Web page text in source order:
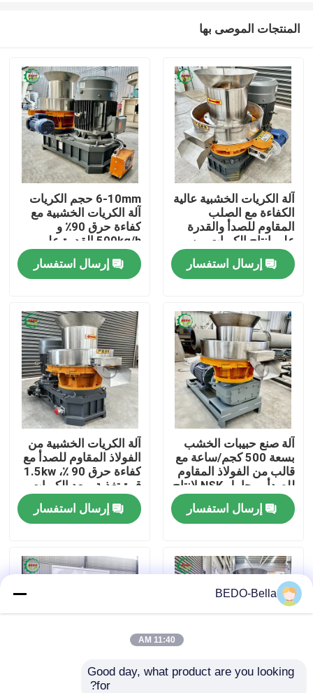
المنتجات
معلومات عنا
جولة في المعمل
رقابة جودة
اتصل بنا
أخبار
آلة تقطيع الخشب
المنتجات الموصى بها
آلة الكريات الخشبية عالية
الكفاءة مع الصلب
المقاوم للصدأ والقدرة
على إنتاج الكريات من
الكتلة الحيوية
إرسال استفسار
6-10mm حجم الكريات
آلة الكريات الخشبية مع
كفاءة حرق 90٪ و
500kg/h القدرة على
إنتاج الكريات الكتلة
الحيويةإرسال استفسار
آلة صنع حبيبات الخشب
بسعة 500 كجم/ساعة مع
قالب من الفولاذ المقاوم
للصدأ ومحامل NSK لإنتاج
حبيبات عالية الكفاءة
إرسال استفسار
آلة الكريات الخشبية من
الفولاذ المقاوم للصدأ مع
كفاءة حرق 90 ٪، 1.5kw
قوة تغذية وبعد الكريات
6-10mm لإنتاج الكريات
عالية الجودةإرسال استفسار
BEDO-Bella
11:40 AM
Good day, what product are you looking
for?